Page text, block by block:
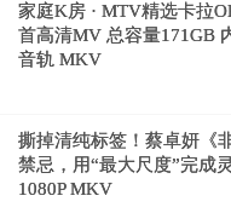
家庭K房 · MTV精选卡拉
首高清MV 总容量171GB
音轨 MKV
撕掉清纯标签！蔡卓妍《
禁忌，用“最大尺度”完成
1080P MKV